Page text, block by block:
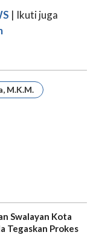
| Ikuti juga
M.K.M.
Swalayan Kota
Tegaskan Prokes